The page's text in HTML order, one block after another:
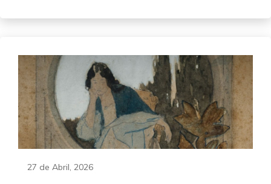
27 de Abril, 2026